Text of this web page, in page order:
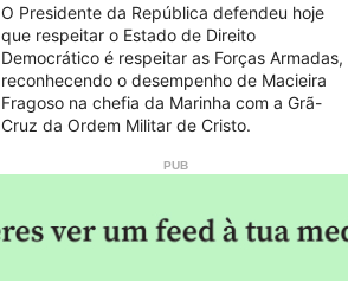
O Presidente da República defendeu hoje
que respeitar o Estado de Direito
Democrático é respeitar as Forças Armadas,
reconhecendo o desempenho de Macieira
Fragoso na chefia da Marinha com a Grã-
Cruz da Ordem Militar de Cristo.